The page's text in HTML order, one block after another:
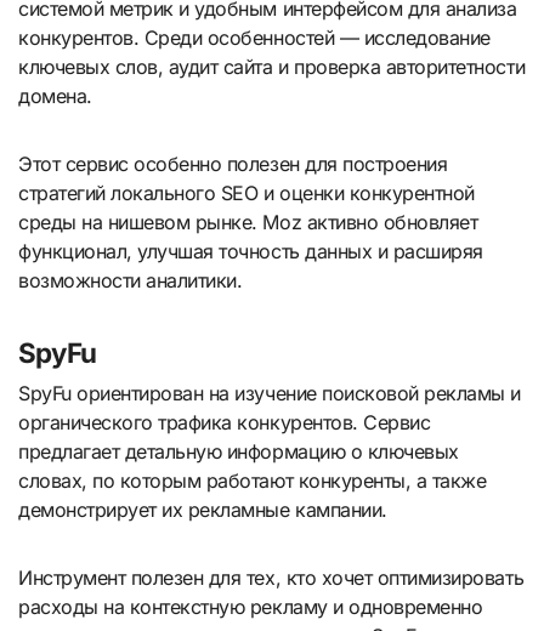
системой метрик и удобным интерфейсом для анализа
конкурентов. Среди особенностей — исследование
ключевых слов, аудит сайта и проверка авторитетности
домена.
Этот сервис особенно полезен для построения
стратегий локального SEO и оценки конкурентной
среды на нишевом рынке. Moz активно обновляет
функционал, улучшая точность данных и расширяя
возможности аналитики.
SpyFu
SpyFu ориентирован на изучение поисковой рекламы и
органического трафика конкурентов. Сервис
предлагает детальную информацию о ключевых
словах, по которым работают конкуренты, а также
демонстрирует их рекламные кампании.
Инструмент полезен для тех, кто хочет оптимизировать
расходы на контекстную рекламу и одновременно